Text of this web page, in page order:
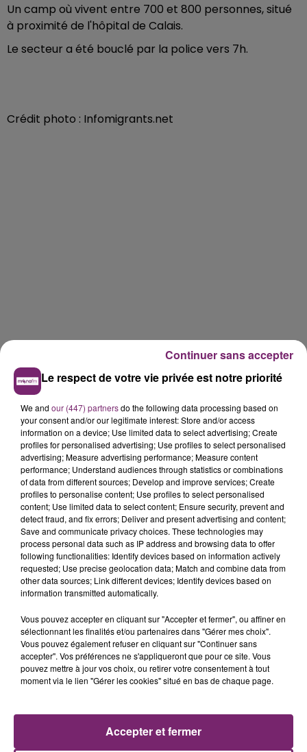
Un camp où vivent entre 700 et 800 personnes, situé
à proximité de l'hôpital de Calais.
Le secteur a été bouclé par la police vers 7h.
Crédit photo : Infomigrants.net
La Bulle - Guinguette éphémère
de Frelinghien !
158 pompiers de la région sont
partis hier soir pour la Gironde
Accusé de violences sexistes et
sexuelles, Gérard Darmon ne se...
Le respect de votre vie privée est notre priorité
We and our (447) partnersdo the following data processing based on
your consent and/or our legitimate interest: Store and/or access
information on a device; Use limited data to select advertising; Create
profiles for personalised advertising; Use profiles to select personalised
advertising; Measure advertising performance; Measure content
performance; Understand audiences through statistics or combinations
of data from different sources; Develop and improve services; Create
profiles to personalise content; Use profiles to select personalised
content; Use limited data to select content; Ensure security, prevent and
detect fraud, and fix errors; Deliver and present advertising and content;
Save and communicate privacy choices. These technologies may
process personal data such as IP address and browsing data to offer
following functionalities: Identify devices based on information actively
requested; Use precise geolocation data; Match and combine data from
other data sources; Link different devices; Identify devices based on
information transmitted automatically.
Vous pouvez accepter en cliquant sur "Accepter et fermer", ou affiner en
sélectionnant les finalités et/ou partenaires dans "Gérer mes choix".
Vous pouvez également refuser en cliquant sur "Continuer sans
accepter". Vos préférences ne s'appliqueront que pour ce site. Vous
pouvez mettre à jour vos choix, ou retirer votre consentement à tout
moment via le lien "Gérer les cookies" situé en bas de chaque page.
Accepter et fermer
Continuer sans accepter